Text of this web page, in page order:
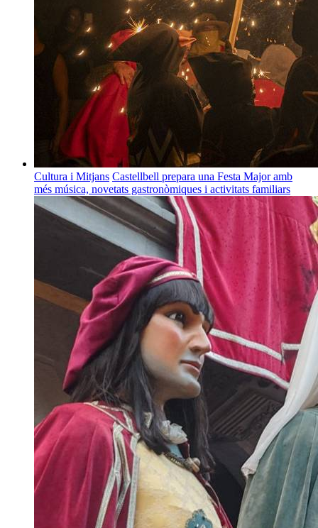
Cultura i Mitjans Castellbell prepara una Festa Major amb
més música, novetats gastronòmiques i activitats familiars